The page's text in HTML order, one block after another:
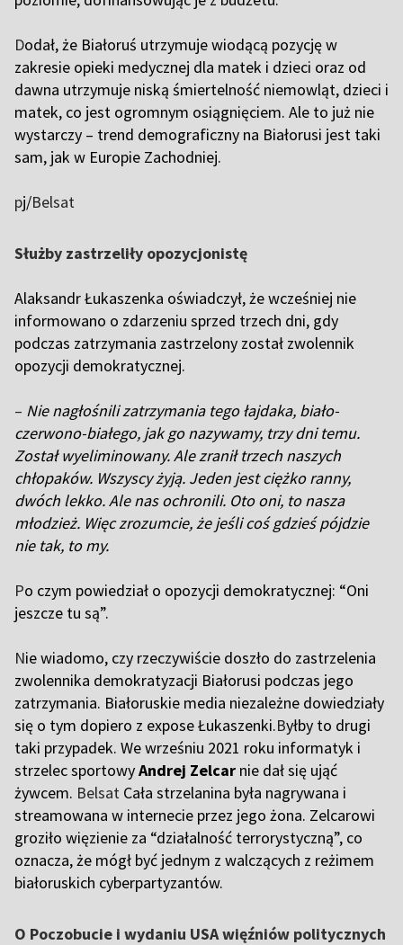
Dodał, że Białoruś utrzymuje wiodącą pozycję w
zakresie opieki medycznej dla matek i dzieci oraz od
dawna utrzymuje niską śmiertelność niemowląt, dzieci i
matek, co jest ogromnym osiągnięciem. Ale to już nie
wystarczy – trend demograficzny na Białorusi jest taki
sam, jak w Europie Zachodniej.
pj/Belsat
Służby zastrzeliły opozycjonistę
Alaksandr Łukaszenka oświadczył, że wcześniej nie
informowano o zdarzeniu sprzed trzech dni, gdy
podczas zatrzymania zastrzelony został zwolennik
opozycji demokratycznej.
– Nie nagłośnili zatrzymania tego łajdaka, biało-
czerwono-białego, jak go nazywamy, trzy dni temu.
Został wyeliminowany. Ale zranił trzech naszych
chłopaków. Wszyscy żyją. Jeden jest ciężko ranny,
dwóch lekko. Ale nas ochronili. Oto oni, to nasza
młodzież. Więc zrozumcie, że jeśli coś gdzieś pójdzie
nie tak, to my.
Po czym powiedział o opozycji demokratycznej: “Oni
jeszcze tu są”.
Nie wiadomo, czy rzeczywiście doszło do zastrzelenia
zwolennika demokratyzacji Białorusi podczas jego
zatrzymania. Białoruskie media niezależne dowiedziały
się o tym dopiero z expose Łukaszenki.Byłby to drugi
taki przypadek. We wrześniu 2021 roku informatyk i
strzelec sportowyAndrej Zelcar nie dał się ująć
żywcem. Belsat Cała strzelanina była nagrywana i
streamowana w internecie przez jego żona. Zelcarowi
groziło więzienie za “działalność terrorystyczną”, co
oznacza, że mógł być jednym z walczących z reżimem
białoruskich cyberpartyzantów.
O Poczobucie i wydaniu USA więźniów politycznych